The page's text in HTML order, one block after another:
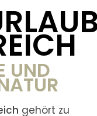
UND
gehört zu